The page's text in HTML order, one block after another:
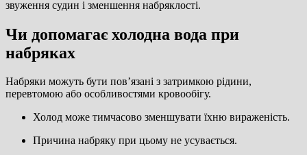
звуження судин і зменшення набряклості.
Чи допомагає холодна вода при
набряках
Набряки можуть бути пов’язані з затримкою рідини,
перевтомою або особливостями кровообігу.
Холод може тимчасово зменшувати їхню вираженість.
Причина набряку при цьому не усувається.